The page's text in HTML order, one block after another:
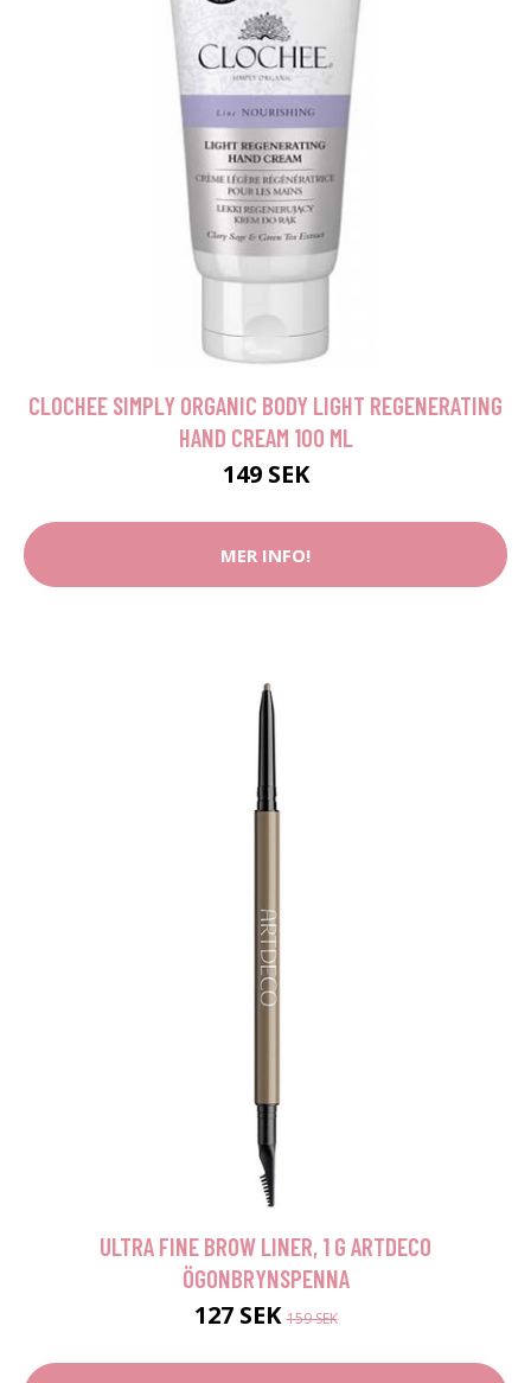
CLOCHEE SIMPLY ORGANIC BODY LIGHT REGENERATING
HAND CREAM 100 ML
149 SEK
MER INFO!
ULTRA FINE BROW LINER, 1 G ARTDECO
ÖGONBRYNSPENNA
127 SEK159 SEK